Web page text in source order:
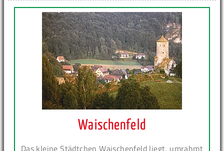
Waischenfeld
Das kleine Städtchen Waischenfeld liegt, umrahmt